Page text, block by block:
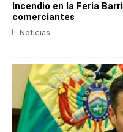
Incendio en la Feria
comerciantes
Noticias